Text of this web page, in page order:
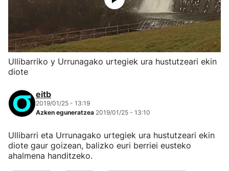
Ullibarriko y Urrunagako urtegiek ura hustutzeari ekin
diote
eitb
2019/01/25 - 13:19
Azken eguneratzea 2019/01/25 - 13:10
Ullibarri eta Urrunagako urtegiek ura hustutzeari ekin
diote gaur goizean, balizko euri berriei eusteko
ahalmena handitzeko.